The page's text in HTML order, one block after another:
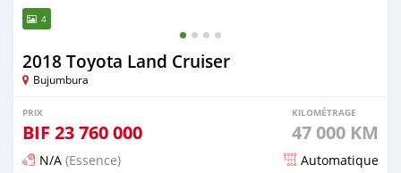
4
2018 Toyota Land Cruiser
Bujumbura
PRIX
BIF 23 760 000
KILOMÉTRAGE
47 000 KM
N/A (Essence) Automatique